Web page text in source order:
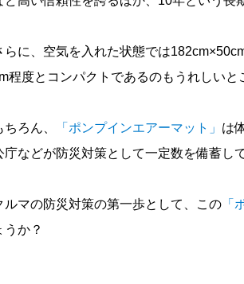
らに、空気を入れた状態では
程度とコンパクトであるのもうれしいと
ちろん、 「ポンプインエアーマット」 は
庁などが防災対策として一定数を備蓄し
ルマの防災対策の第一歩として、この 「
うか？